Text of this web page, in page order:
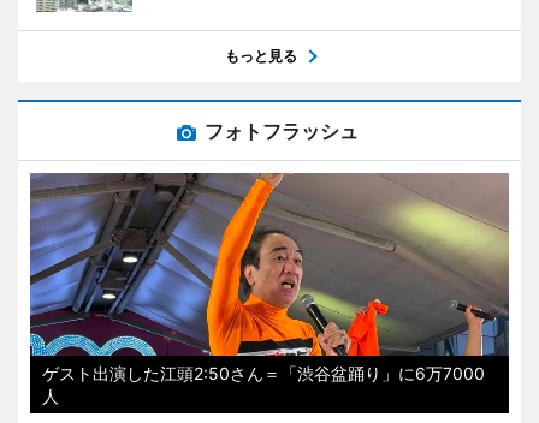
もっと見る
フォトフラッシュ
ゲスト出演した江頭2:50さん＝「渋谷盆踊り」に6万7000
人